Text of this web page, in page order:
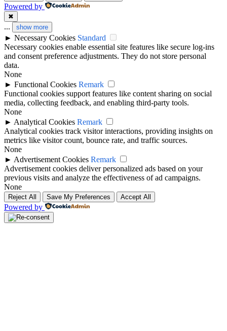
Powered by
✖
... show more
► Necessary Cookies Standard
Necessary cookies enable essential site features like secure log-ins
and consent preference adjustments. They do not store personal
data.
None
► Functional Cookies Remark
Functional cookies support features like content sharing on social
media, collecting feedback, and enabling third-party tools.
None
► Analytical Cookies Remark
Analytical cookies track visitor interactions, providing insights on
metrics like visitor count, bounce rate, and traffic sources.
None
► Advertisement Cookies Remark
Advertisement cookies deliver personalized ads based on your
previous visits and analyze the effectiveness of ad campaigns.
None
Reject All Save My Preferences Accept All
Powered by